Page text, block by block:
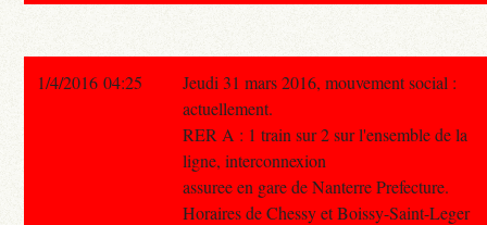
1/4/2016 04:25
Jeudi 31 mars 2016, mouvement social :
actuellement.
RER A : 1 train sur 2 sur l'ensemble de la
ligne, interconnexion
assuree en gare de Nanterre Prefecture.
Horaires de Chessy et Boissy-Saint-Leger